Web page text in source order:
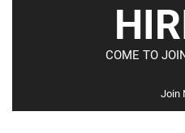
COME TO
Join